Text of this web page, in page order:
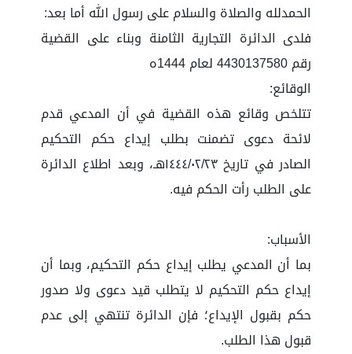
الحمدلله والصلاة والسلام على رسول الله أما بعد:
فلدى الدائرة التجارية الثامنة وبناء على القضية
رقم 4430137580 لعام 1444ه
الوقائع:
تتلخص وقائع هذه القضية في أن المدعي قدم
لائحة دعوى تضمنت بطلب إيداع حكم التحكيم
الصادر في تاريخ ١٤٤٤/٠٢/٢٣هـ، وبعد اطلاع الدائرة
على الطلب رأت الحكم فيه.
الأسباب:
بما أن المدعي يطلب إيداع حكم التحكيم، وبما أن
إيداع حكم التحكيم لا يتطلب قيد دعوى ولا صدور
حكم بقبول الإيداع؛ فإن الدائرة تنتهي إلى عدم
قبول هذا الطلب.